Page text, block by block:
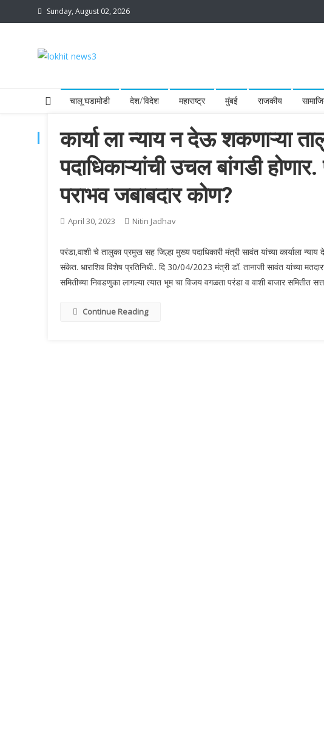
to
Sunday, August 02, 2026
चालू घडामोडी देश/विदेश महाराष्ट्र मुंबई राजकीय
TAG:महायुती पराभव आत्मचिंतन
कार्या ला न्याय न देऊ शकणाऱ्या
पदाधिकाऱ्यांची उचल बांगडी
पराभव जबाबदार कोण?
April 30, 2023 Nitin Jadhav
परंडा,वाशी चे तालुका प्रमुख सह जिल्हा मुख्य पदाधिकारी मंत्री सावंत यांच्या कार्याला
संकेत. धाराशिव विशेष प्रतिनिधी.. दि 30/04/2023 मंत्री डॉ. तानाजी सावंत यांच्या
समितीच्या निवडणुका लागल्या त्यात भूम चा विजय वगळता परंडा व वाशी बाजार समितीत
Continue Reading